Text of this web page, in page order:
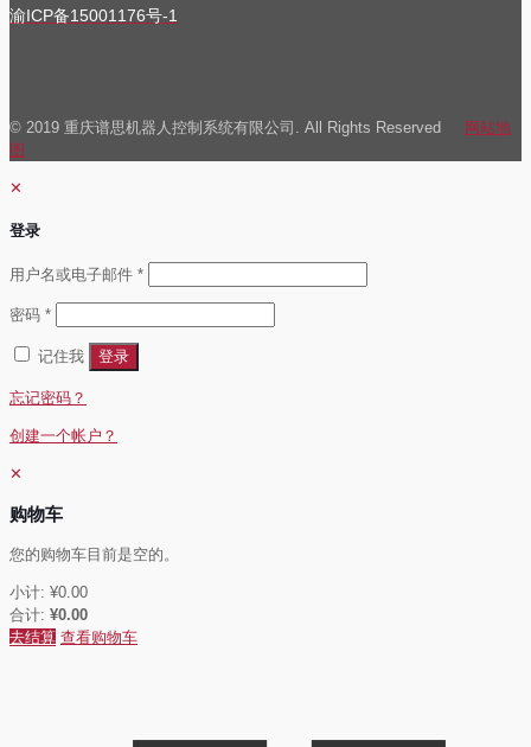
渝ICP备15001176号-1
© 2019 重庆谱思机器人控制系统有限公司. All Rights Reserved
网站地
图
✕
登录
用户名或电子邮件 *必
密码 *必
记住我
登录
忘记密码？
创建一个帐户？
✕
购物车
您的购物车目前是空的。
小计: ¥0.00
合计: ¥0.00
去结算 查看购物车